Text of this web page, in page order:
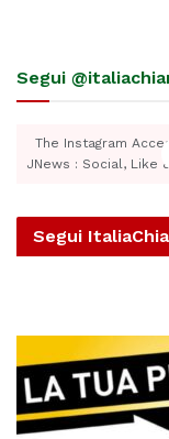
Segui
The Instagram
JNews : Social, Like
Segui